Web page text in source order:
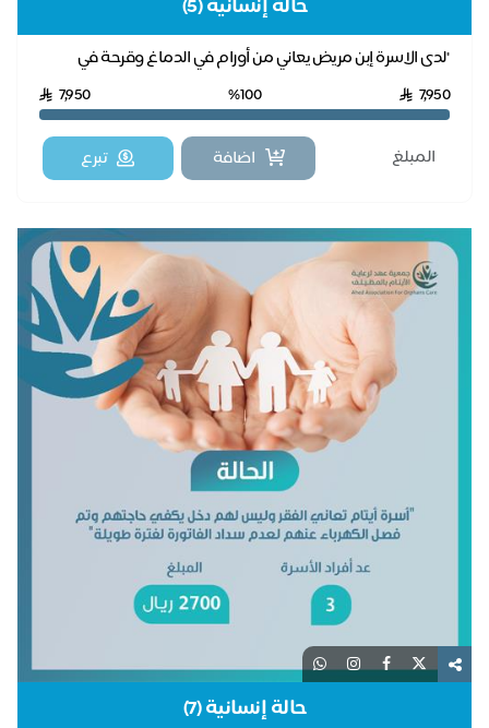
حالة إنسانية (5)
"لدى الاسرة إبن مريض يعاني من أورام في الدماغ وقرحة في
المعدة ويحتاج لعلاج مستمر وتكاليف السكن وا...
7,950
%100
7,950
اضافة تبرع
حالة إنسانية (7)